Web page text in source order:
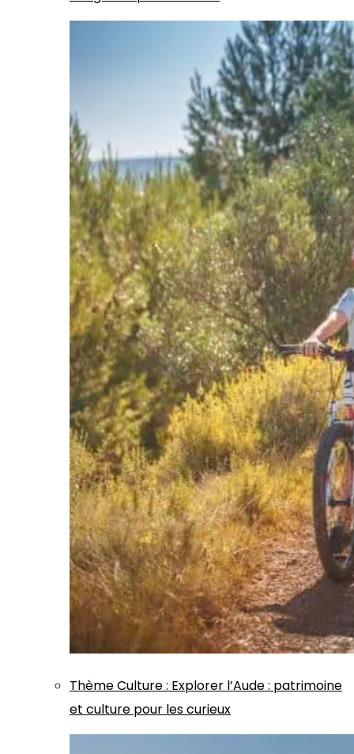
ThèmeCulture: Explorer l’Aude : patrimoine
et culture pour les curieux